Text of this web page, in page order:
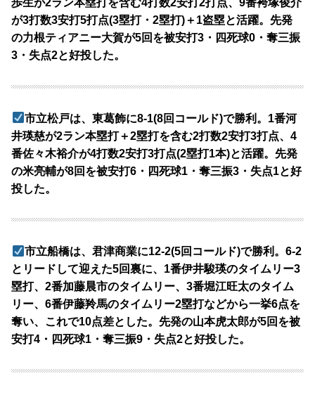
歩生が2ラン本塁打を含む4打数2安打2打点、9番袴塚俊介
が3打数3安打5打点(3塁打・2塁打)＋1盗塁と活躍。先発
の力根ティアニー大賀が5回を被安打3・四死球0・奪三振
3・失点2と好投した。
市立松戸は、東葛飾に8-1(8回コールド)で勝利。1番河
井瑛慈が2ラン本塁打＋2塁打を含む2打数2安打3打点、4
番佐々木裕介が4打数2安打3打点(2塁打1本)と活躍。先発
の米亮輔が8回を被安打6・四死球1・奪三振3・失点1と好
投した。
市立船橋は、君津商業に12-2(5回コールド)で勝利。6-2
とリードして迎えた5回裏に、1番伊井駿瑛のタイムリー3
塁打、2番加藤晨市のタイムリー、3番堀江旺太のタイム
リー、6番伊藤羚馬のタイムリー2塁打などから一挙6点を
奪い、これで10点差とした。先発の山本虎太郎が5回を被
安打4・四死球1・奪三振9・失点2と好投した。